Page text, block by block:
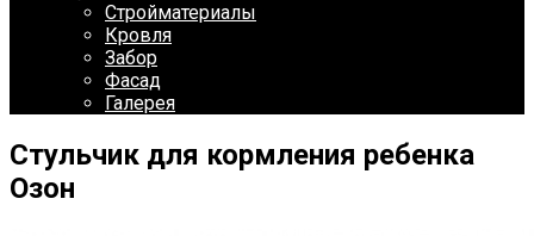
Стройматериалы
Кровля
Забор
Фасад
Галерея
Стульчик для кормления ребенка
Озон